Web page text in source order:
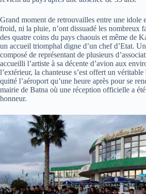
Grand moment de retrouvailles entre une idole
froid, ni la pluie, n’ont dissuadé les nombreux
des quatre coins du pays chaouis et même de
un accueil triomphal digne d’un chef d’Etat.
composé de représentant de plusieurs
accueilli l’artiste à sa décente d’avion aux
l’extérieur, la chanteuse s’est offert un
quitté l’aéroport qu’une heure après pour se
mairie de Batna où une réception officielle a
honneur.